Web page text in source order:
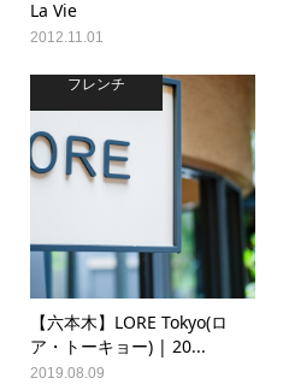
La Vie
2012.11.01
フレンチ
【六本木】LORE Tokyo(ロ
ア・トーキョー) | 20...
2019.08.09